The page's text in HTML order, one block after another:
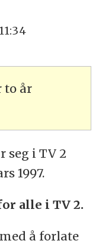
to år
seg i TV 2
1997.
alle i TV 2.
å forlate